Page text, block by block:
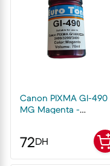
Canon PIXMA Gl-490
MG Magenta -
compatible EuroToner
72DH